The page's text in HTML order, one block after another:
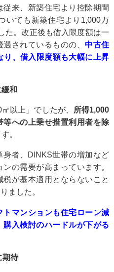
来、新築住宅より控除期間
いても新築住宅より1,000万
た。改正後も借入限度額は一
遇されているものの、中古住
り、借入限度額も大幅に上昇
和
以上」でしたが、
所得1,000
への上乗せ措置利用者を除
。
者、DINKS世帯の増加など
の需要が高まっています。
が基本適用とならないこと
ました。
マンションも住宅ローン減
入検討のハードルが下がる
期待